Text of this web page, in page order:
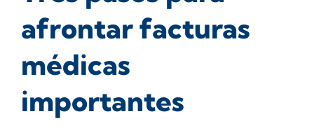
afrontar facturas
médicas
importantes